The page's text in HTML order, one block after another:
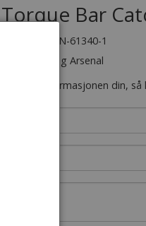
Torque Bar
CN-61340-1
Til X-Racks og Arsenal
Skriv inn informasjonen din,